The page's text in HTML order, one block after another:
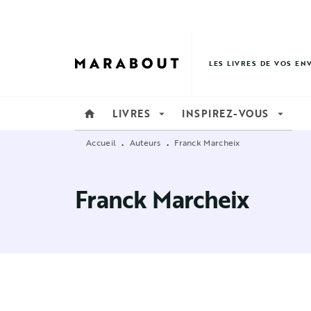
LES LIVRES DE VOS
home LIVRES arrow_drop_down INSPIREZ-VOUS arrow_drop_down
Accueil • Auteurs • Franck Marcheix
Franck Marcheix